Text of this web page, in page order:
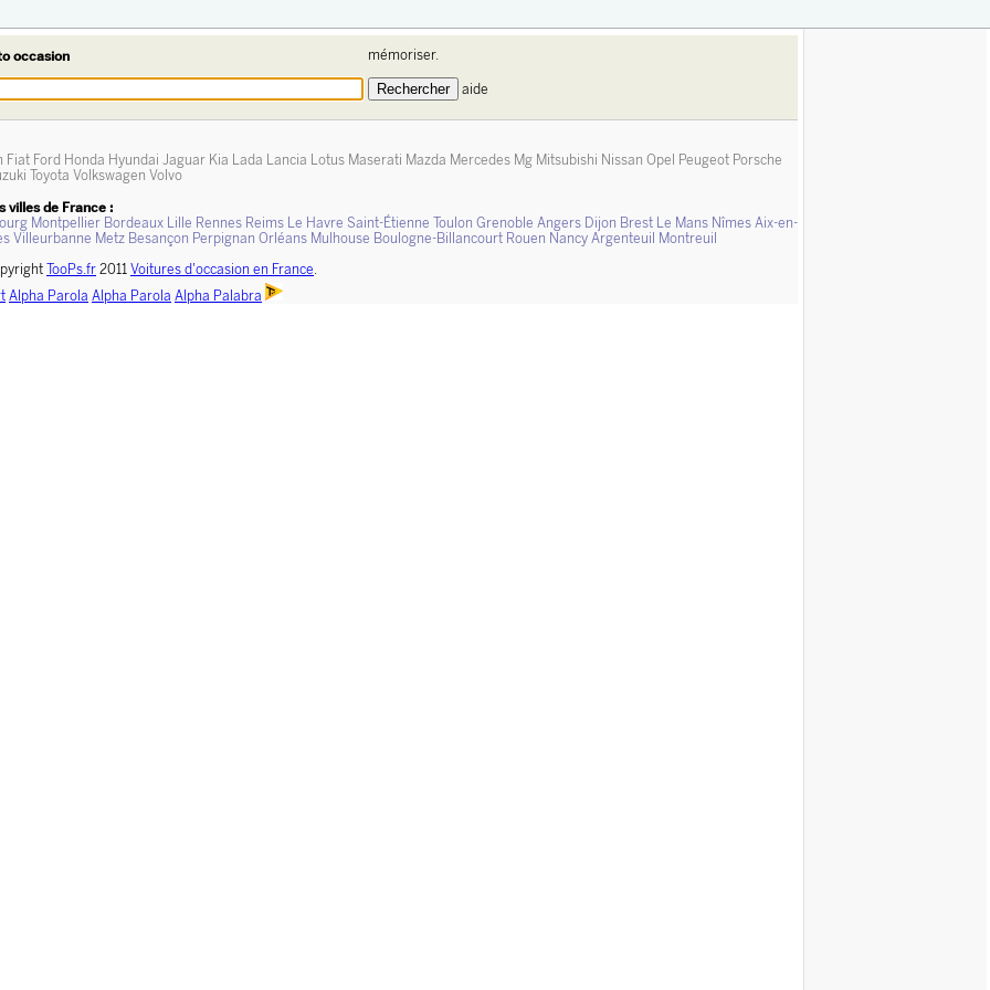
occasion mémoriser.
aide
Fiat Ford Honda Hyundai Jaguar Kia Lada Lancia Lotus Maserati Mazda Mercedes Mg Mitsubishi Nissan Opel Peugeot Porsche
Toyota Volkswagen Volvo
villes de France :
Montpellier Bordeaux Lille Rennes Reims Le Havre Saint-Étienne Toulon Grenoble Angers Dijon Brest Le Mans Nîmes Aix-en-
Villeurbanne Metz Besançon Perpignan Orléans Mulhouse Boulogne-Billancourt Rouen Nancy Argenteuil
Montreuil
TooPs.fr 2011 Voitures d'occasion en France.
Alpha Parola Alpha Parola Alpha Palabra